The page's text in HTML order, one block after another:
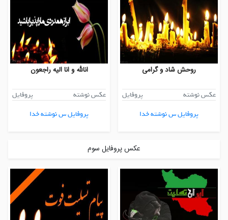
روحش شاد و گرامی
عکس نوشته
پروفایل
پروفایل س نوشته خدا
انالله و انا الیه راجعون
عکس نوشته
پروفایل
پروفایل س نوشته خدا
عکس پروفایل سوم